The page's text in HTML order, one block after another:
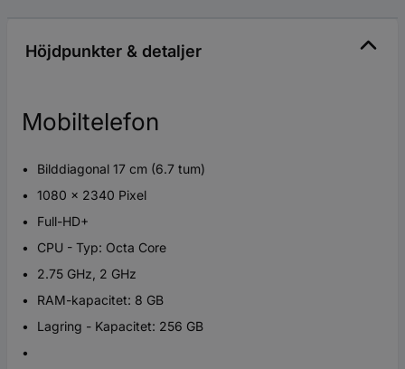
Höjdpunkter & detaljer
Mobiltelefon
Bilddiagonal 17 cm (6.7 tum)
1080 x 2340 Pixel
Full-HD+
CPU - Typ: Octa Core
2.75 GHz, 2 GHz
RAM-kapacitet: 8 GB
Lagring - Kapacitet: 256 GB